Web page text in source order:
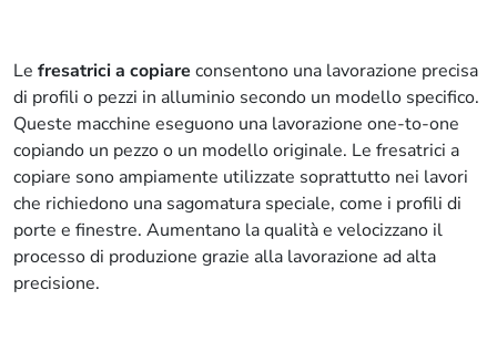
Le fresatrici a copiare consentono una lavorazione precisa
di profili o pezzi in alluminio secondo un modello specifico.
Queste macchine eseguono una lavorazione one-to-one
copiando un pezzo o un modello originale. Le fresatrici a
copiare sono ampiamente utilizzate soprattutto nei lavori
che richiedono una sagomatura speciale, come i profili di
porte e finestre. Aumentano la qualità e velocizzano il
processo di produzione grazie alla lavorazione ad alta
precisione.